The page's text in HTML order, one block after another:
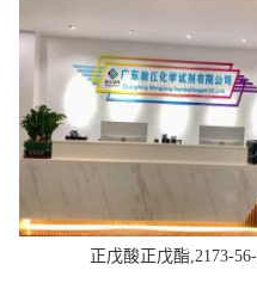
正戊酸正戊酯,2173-